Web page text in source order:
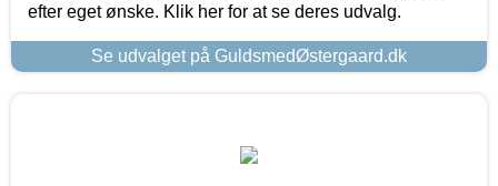
efter eget ønske. Klik her for at se deres udvalg.
Se udvalget på GuldsmedØstergaard.dk